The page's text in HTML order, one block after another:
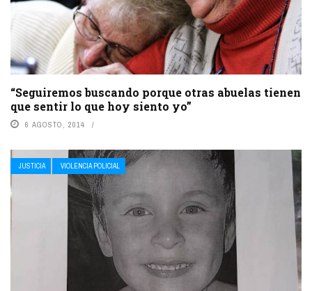
“Seguiremos buscando porque otras abuelas tienen
que sentir lo que hoy siento yo”
6 AGOSTO, 2014
JUSTICIA VIOLENCIA POLICIAL